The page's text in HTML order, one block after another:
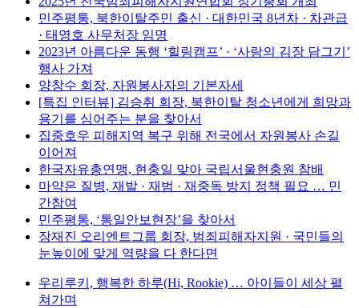
민주평통, 북한이탈주민 출신 · 대한민국 8년차 · 차관급
· 태영호 사무처장 임명
2023년 아름다운 동행 ‘힐링캠프’ · ‘사랑의 김장 담그기’
행사 가져
양창수 회장, 자원봉사자의 기본자세
[특집 인터뷰] 김승취 회장, 북한이탈 청소년에게 희망과
용기를 심어주는 분을 찾아서
집중호우 피해지역 복구 위해 전국에서 자원봉사 손길
이어져
한국자유총연맹, 현충일 맞아 국립서울현충원 참배
마약은 질병, 재발 · 재범 · 재중독 방지 정책 필요 … 민
간참여
민주평통, ‘통일안보현장’을 찾아서
장재진 오리엔트그룹 회장, 범죄피해자지원 · 국민들의
눈높이에 맞게 역량을 다 한다면
우리루키, 행복한 하루(Hi, Rookie) … 아이들이 세상 펼
쳐가며